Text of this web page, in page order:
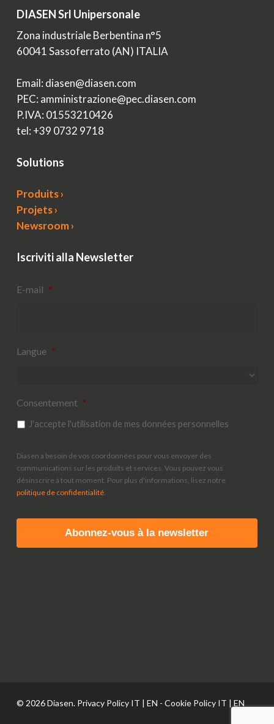
DIASEN Srl Unipersonale
Zona industriale Berbentina n°5
60041 Sassoferrato (AN) ITALIA
Email: diasen@diasen.com
PEC: amministrazione@pec.diasen.com
P.IVA: 01553210426
tel: +39 0732 9718
Solutions
Produits ›
Projets ›
Newsroom ›
Iscriviti alla Newsletter
E-mail *
Langue *
Consentement *
J'accepte l'utilisation de mes données personnelles
Diasen a besoin de vos coordonnées pour vous envoyer des
communications sur les produits et services. Vous pouvez vous
désinscrire à tout moment. Pour plus d'informations, lisez notre
politique de confidentialité.
© 2026 Diasen. Privacy Policy IT | EN - Cookie Policy IT | EN